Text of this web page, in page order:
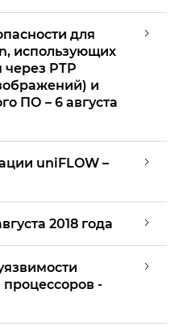
для
использующих
PTP
и
ПО – 6 августа
uniFLOW –
2018 года
-